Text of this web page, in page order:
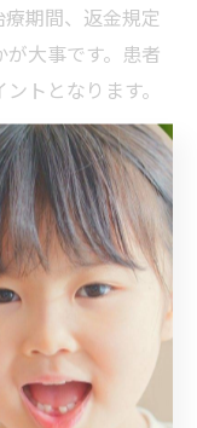
期間、返金規定
大事です。患者
トとなります。
の在籍、院内の衛
制なども重要で
不明点や不安があ
こうしたチェック
びを目指すこと